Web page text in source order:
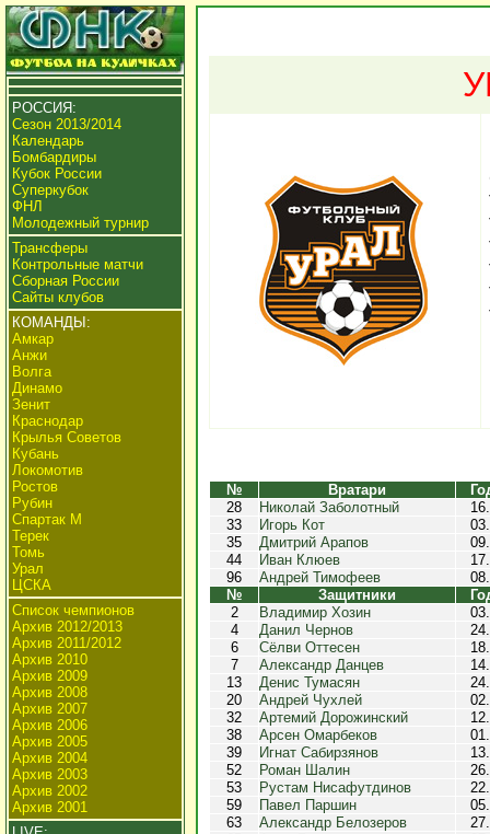
РОССИЯ:
Сезон 2013/2014
Календарь
Бомбардиры
Кубок России
Суперкубок
ФНЛ
Молодежный турнир
Трансферы
Контрольные матчи
Сборная России
Сайты клубов
КОМАНДЫ:
Амкар
Анжи
Волга
Динамо
Зенит
Краснодар
Крылья Советов
Кубань
Локомотив
Ростов
Рубин
Спартак М
Терек
Томь
Урал
ЦСКА
Список чемпионов
Архив 2012/2013
Архив 2011/2012
Архив 2010
Архив 2009
Архив 2008
Архив 2007
Архив 2006
Архив 2005
Архив 2004
Архив 2003
Архив 2002
Архив 2001
№ Вратари
28
Николай Заболотный
33
Игорь Кот
35
Дмитрий Арапов
44
Иван Клюев
96
Андрей Тимофеев
№
Защитники
2
Владимир Хозин
4
Данил Чернов
6
Сёлви Оттесен
7
Александр Данцев
13
Денис Тумасян
20
Андрей Чухлей
32
Артемий Дорожинский
38
Арсен Омарбеков
39
Игнат Сабирзянов
52
Роман Шалин
53
Рустам Нисафутдинов
59
Павел Паршин
63
Александр Белозеров